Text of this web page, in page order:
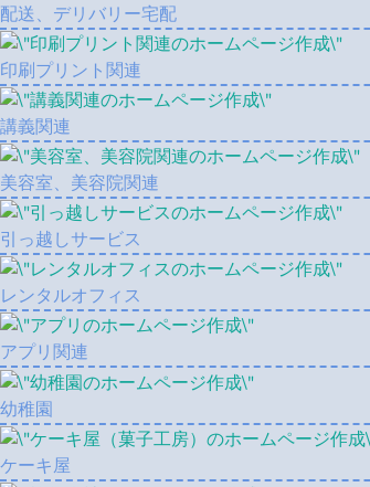
配送、デリバリー宅配
印刷プリント関連
講義関連
美容室、美容院関連
引っ越しサービス
レンタルオフィス
アプリ関連
幼稚園
ケーキ屋